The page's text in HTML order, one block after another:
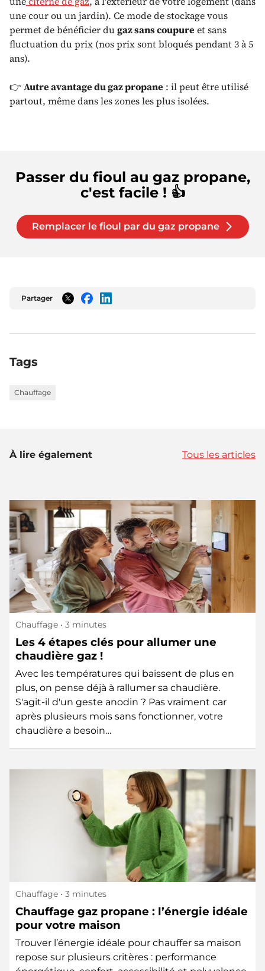
une cour ou un jardin). Ce mode de stockage vous
permet de bénéficier dugaz sans coupure et sans
fluctuation du prix (nos prix sont bloqués pendant 3 à 5
ans).
👉 Autre avantage du gaz propane : il peut être utilisé
partout, même dans les zones les plus isolées.
Passer du fioul au gaz propane,
c'est facile ! 👍
Remplacer le fioul par du gaz propane
Partager
TwitterFacebookLinkedIn
Tags
Chauffage
À lire également Tous les articles
Chauffage • 3 minutes
Les 4 étapes clés pour allumer une
chaudière gaz !
Avec les températures qui baissent de plus en
plus, on pense déjà à rallumer sa chaudière.
S'agit-il d'un geste anodin ? Pas vraiment car
après plusieurs mois sans fonctionner, votre
chaudière a besoin…
Chauffage • 3 minutes
Chauffage gaz propane : l’énergie idéale
pour votre maison
Trouver l’énergie idéale pour chauffer sa maison
repose sur plusieurs critères : performance